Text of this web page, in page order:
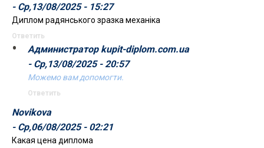
- Ср,13/08/2025 - 15:27
Диплом радянського зразка механіка
Ответить
Администратор kupit-diplom.com.ua
- Ср,13/08/2025 - 20:57
Можемо вам допомогти.
Ответить
Novikova
- Ср,06/08/2025 - 02:21
Какая цена диплома